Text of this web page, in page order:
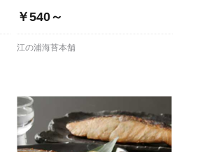
￥540～
江の浦海苔本舗